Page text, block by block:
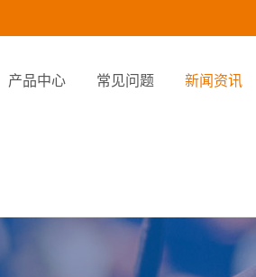
产品中心 常见问题 新闻资讯